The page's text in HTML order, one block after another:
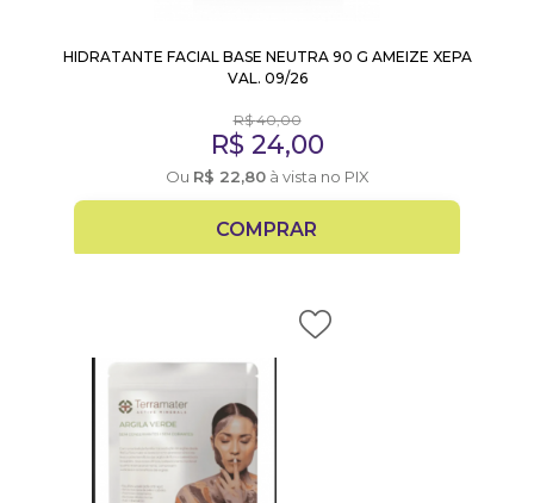
HIDRATANTE FACIAL BASE NEUTRA 90 G AMEIZE XEPA
VAL. 09/26
R$40,00
R$ 24,00
Ou R$ 22,80à vista no PIX
COMPRAR